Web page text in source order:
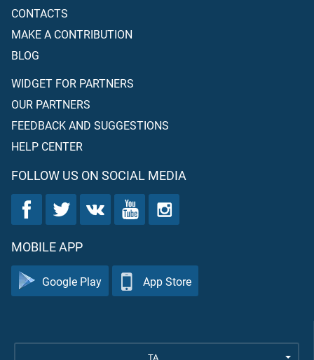
CONTACTS
MAKE A CONTRIBUTION
BLOG
WIDGET FOR PARTNERS
OUR PARTNERS
FEEDBACK AND SUGGESTIONS
HELP CENTER
FOLLOW US ON SOCIAL MEDIA
MOBILE APP
Google Play App Store
TA